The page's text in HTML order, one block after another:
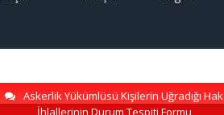
Askerlik Yükümlüsü Kişilerin Uğradığı Hak
İhlallerinin Durum Tespiti Formu